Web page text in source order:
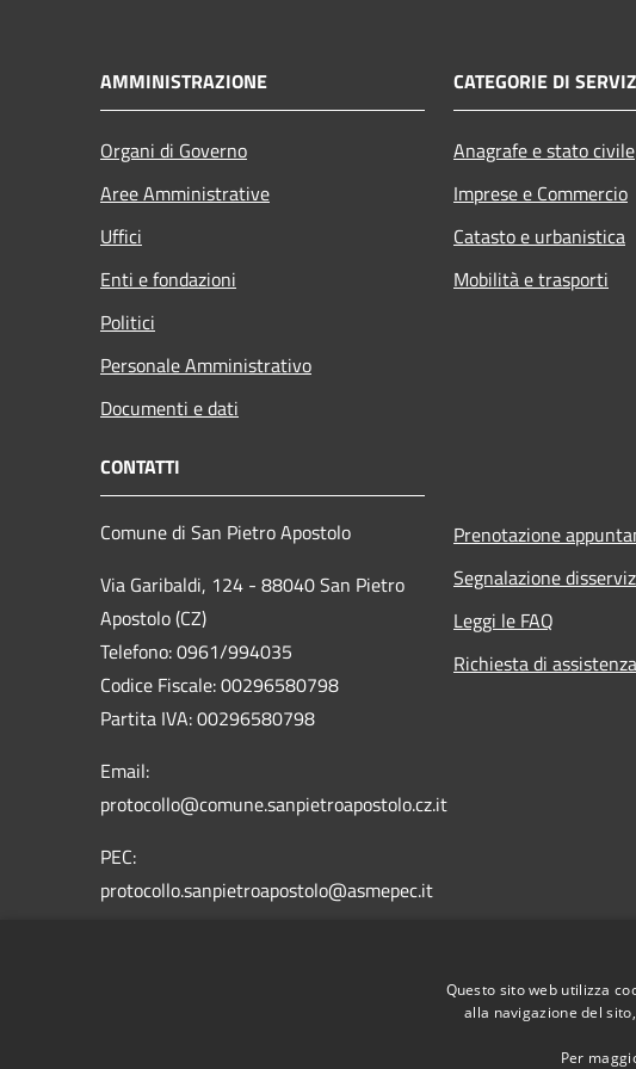
AMMINISTRAZIONE
Organi di Governo
Aree Amministrative
Uffici
Enti e fondazioni
Politici
Personale Amministrativo
Documenti e dati
CATEGORIE DI
Anagrafe e stato civile
Imprese e Commercio
Catasto e urbanistica
Mobilità e trasporti
CONTATTI
Comune di San Pietro Apostolo
Via Garibaldi, 124 - 88040 San Pietro
Apostolo (CZ)
Telefono: 0961/994035
Codice Fiscale: 00296580798
Partita IVA: 00296580798
Email:
protocollo@comune.sanpietroapostolo.cz.it
PEC:
protocollo.sanpietroapostolo@asmepec.it
Prenotazione
Segnalazione
Leggi le FAQ
Richiesta di assistenza
Questo sito web utilizza
alla navigazione del
Per